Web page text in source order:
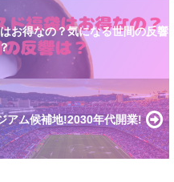
お得なの？気になる世間の反響
アム候補地!2030年代開業!